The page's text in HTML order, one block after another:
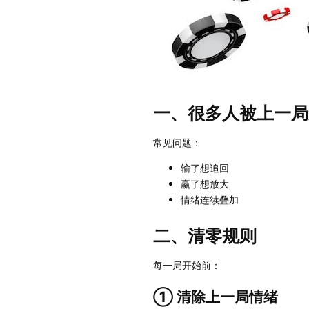
一、很多人被上一
常见问题：
输了想追回
赢了想放大
情绪连续叠加
二、清零规则
每一局开始前：
① 清除上一局情绪